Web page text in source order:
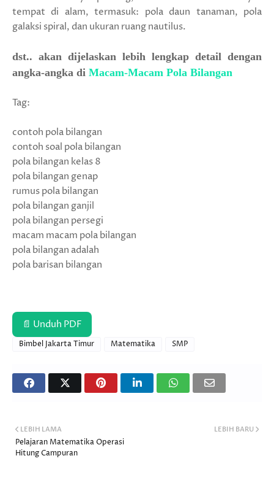
tempat di alam, termasuk: pola daun tanaman, pola
galaksi spiral, dan ukuran ruang nautilus.
dst.. akan dijelaskan lebih lengkap detail dengan
angka-angka di Macam-Macam Pola Bilangan
Tag:
contoh pola bilangan
contoh soal pola bilangan
pola bilangan kelas 8
pola bilangan genap
rumus pola bilangan
pola bilangan ganjil
pola bilangan persegi
macam macam pola bilangan
pola bilangan adalah
pola barisan bilangan
📄 Unduh PDF
Bimbel Jakarta Timur Matematika SMP
LEBIH BARU
LEBIH LAMA
Pelajaran Matematika Operasi
Hitung Campuran